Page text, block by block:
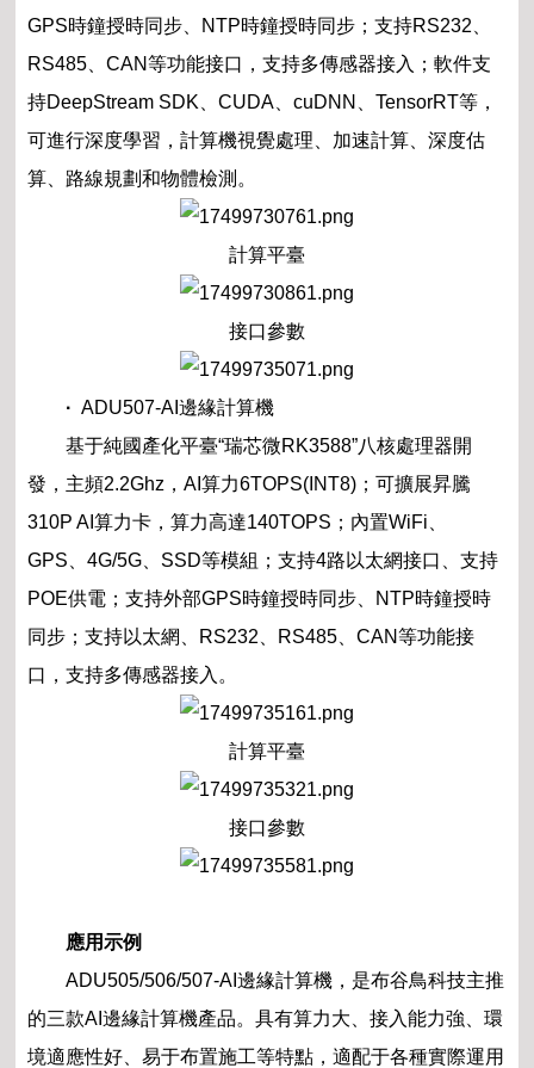
GPS時鐘授時同步、NTP時鐘授時同步；支持RS232、
RS485、CAN等功能接口，支持多傳感器接入；軟件支
持DeepStream SDK、CUDA、cuDNN、TensorRT等，
可進行深度學習，計算機視覺處理、加速計算、深度估
算、路線規劃和物體檢測。
計算平臺
接口參數
·ADU507-AI邊緣計算機
基于純國產化平臺“瑞芯微RK3588”八核處理器開
發，主頻2.2Ghz，AI算力6TOPS(INT8)；可擴展昇騰
310P AI算力卡，算力高達140TOPS；內置WiFi、
GPS、4G/5G、SSD等模組；支持4路以太網接口、支持
POE供電；支持外部GPS時鐘授時同步、NTP時鐘授時
同步；支持以太網、RS232、RS485、CAN等功能接
口，支持多傳感器接入。
計算平臺
接口參數
應用示例
ADU505/506/507-AI邊緣計算機，是布谷鳥科技主推
的三款AI邊緣計算機產品。具有算力大、接入能力強、環
境適應性好、易于布置施工等特點，適配于各種實際運用